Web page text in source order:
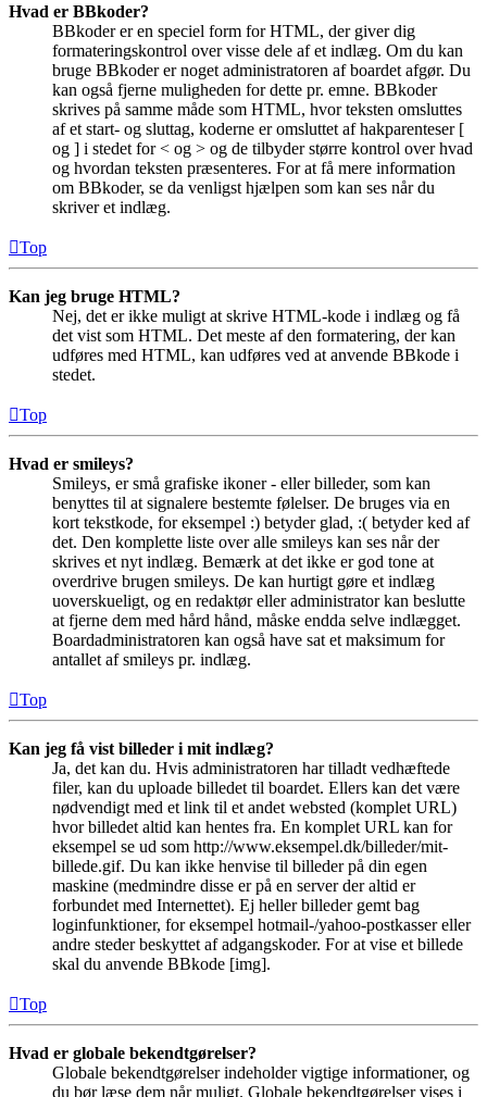
Hvad er BBkoder?
BBkoder er en speciel form for HTML, der giver dig
formateringskontrol over visse dele af et indlæg. Om du kan
bruge BBkoder er noget administratoren af boardet afgør. Du
kan også fjerne muligheden for dette pr. emne. BBkoder
skrives på samme måde som HTML, hvor teksten omsluttes
af et start- og sluttag, koderne er omsluttet af hakparenteser [
og ] i stedet for < og > og de tilbyder større kontrol over hvad
og hvordan teksten præsenteres. For at få mere information
om BBkoder, se da venligst hjælpen som kan ses når du
skriver et indlæg.
Top
Kan jeg bruge HTML?
Nej, det er ikke muligt at skrive HTML-kode i indlæg og få
det vist som HTML. Det meste af den formatering, der kan
udføres med HTML, kan udføres ved at anvende BBkode i
stedet.
Top
Hvad er smileys?
Smileys, er små grafiske ikoner - eller billeder, som kan
benyttes til at signalere bestemte følelser. De bruges via en
kort tekstkode, for eksempel :) betyder glad, :( betyder ked af
det. Den komplette liste over alle smileys kan ses når der
skrives et nyt indlæg. Bemærk at det ikke er god tone at
overdrive brugen smileys. De kan hurtigt gøre et indlæg
uoverskueligt, og en redaktør eller administrator kan beslutte
at fjerne dem med hård hånd, måske endda selve indlægget.
Boardadministratoren kan også have sat et maksimum for
antallet af smileys pr. indlæg.
Top
Kan jeg få vist billeder i mit indlæg?
Ja, det kan du. Hvis administratoren har tilladt vedhæftede
filer, kan du uploade billedet til boardet. Ellers kan det være
nødvendigt med et link til et andet websted (komplet URL)
hvor billedet altid kan hentes fra. En komplet URL kan for
eksempel se ud som http://www.eksempel.dk/billeder/mit-
billede.gif. Du kan ikke henvise til billeder på din egen
maskine (medmindre disse er på en server der altid er
forbundet med Internettet). Ej heller billeder gemt bag
loginfunktioner, for eksempel hotmail-/yahoo-postkasser eller
andre steder beskyttet af adgangskoder. For at vise et billede
skal du anvende BBkode [img].
Top
Hvad er globale bekendtgørelser?
Globale bekendtgørelser indeholder vigtige informationer, og
du bør læse dem når muligt. Globale bekendtgørelser vises i